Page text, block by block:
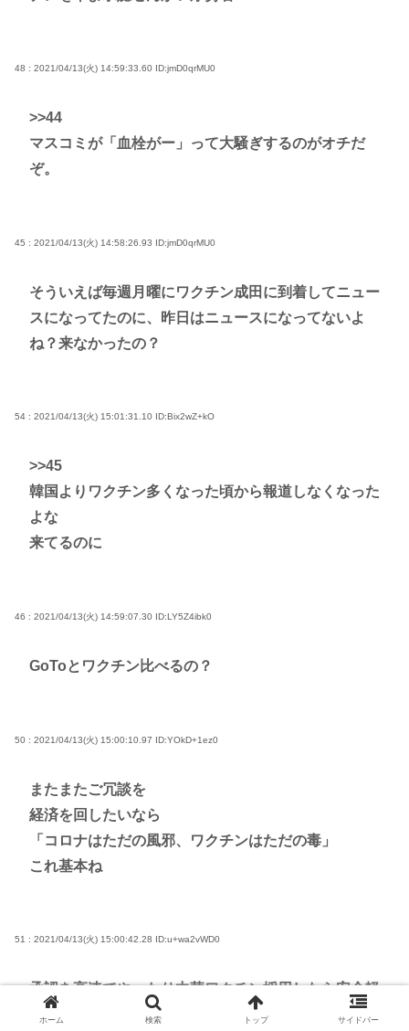
48 : 2021/04/13(火) 14:59:33.60 ID:jmD0qrMU0
>>44
マスコミが「血栓がー」って大騒ぎするのがオチだ
ぞ。
45 : 2021/04/13(火) 14:58:26.93 ID:jmD0qrMU0
そういえば毎週月曜にワクチン成田に到着してニュー
スになってたのに、昨日はニュースになってないよ
ね？来なかったの？
54 : 2021/04/13(火) 15:01:31.10 ID:Bix2wZ+kO
>>45
韓国よりワクチン多くなった頃から報道しなくなった
よな
来てるのに
46 : 2021/04/13(火) 14:59:07.30 ID:LY5Z4ibk0
GoToとワクチン比べるの？
50 : 2021/04/13(火) 15:00:10.97 ID:YOkD+1ez0
またまたご冗談を
経済を回したいなら
「コロナはただの風邪、ワクチンはただの毒」
これ基本ね
51 : 2021/04/13(火) 15:00:42.28 ID:u+wa2vWD0
承認を高速でやったり中華ワクチン採用したら安全軽
視だと非難する
ホーム 検索 トップ サイドバー